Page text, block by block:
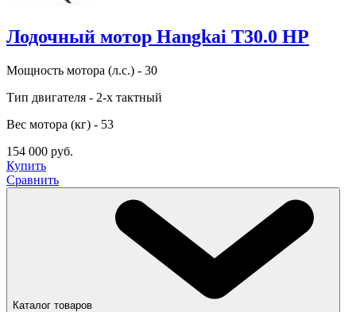
Лодочный мотор Hangkai T30.0 HP
Мощность мотора (л.с.) - 30
Тип двигателя - 2-х тактный
Вес мотора (кг) - 53
154 000 руб.
Купить
Сравнить
Каталог товаров